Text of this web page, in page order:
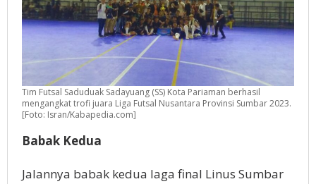
Tim Futsal Saduduak Sadayuang (SS) Kota Pariaman berhasil
mengangkat trofi juara Liga Futsal Nusantara Provinsi Sumbar 2023.
[Foto: Isran/Kabapedia.com]
Babak Kedua
Jalannya babak kedua laga final Linus Sumbar